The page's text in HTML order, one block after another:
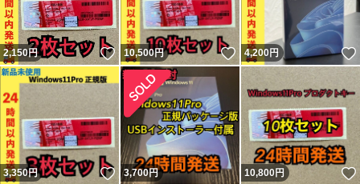
2,150円 いいね！
10,500円 いいね！
4,200円
3,350円 いいね！
3,700円 10,800円